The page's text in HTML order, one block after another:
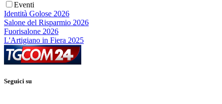
Eventi
Identità Golose 2026
Salone del Risparmio 2026
Fuorisalone 2026
L'Artigiano in Fiera 2025
Seguici su